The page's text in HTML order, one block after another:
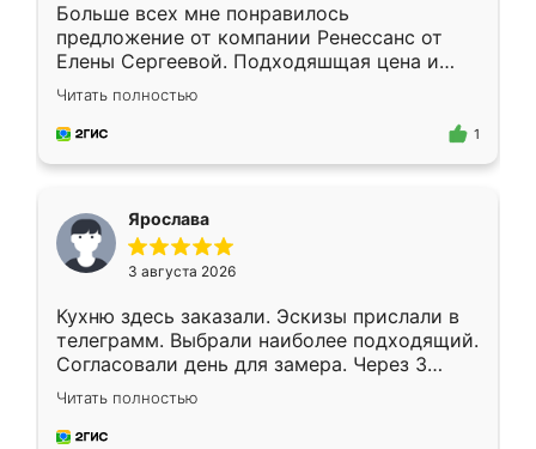
Больше всех мне понравилось
предложение от компании Ренессанс от
Елены Сергеевой. Подходяшщая цена и
короткие сроки изготовления. Приехавший
для замера сотрудник Владислав
предложил по моему эскизу самый
Читать полностью
1
Ярослава
3 августа 2026
Кухню здесь заказали. Эскизы прислали в
телеграмм. Выбрали наиболее подходящий.
Согласовали день для замера. Через 3
недели кухня была уже готова. Остались
довольны работой. Спасибо Ренессанс
мебель за качественную работу!
Читать полностью